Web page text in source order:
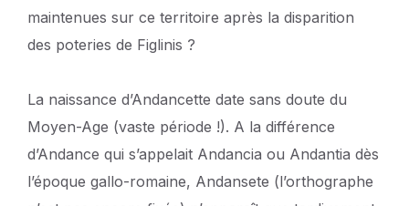
maintenues sur ce territoire après la disparition
des poteries de Figlinis ?
La naissance d’Andancette date sans doute du
Moyen-Age (vaste période !). A la différence
d’Andance qui s’appelait Andancia ou Andantia dès
l’époque gallo-romaine, Andansete (l’orthographe